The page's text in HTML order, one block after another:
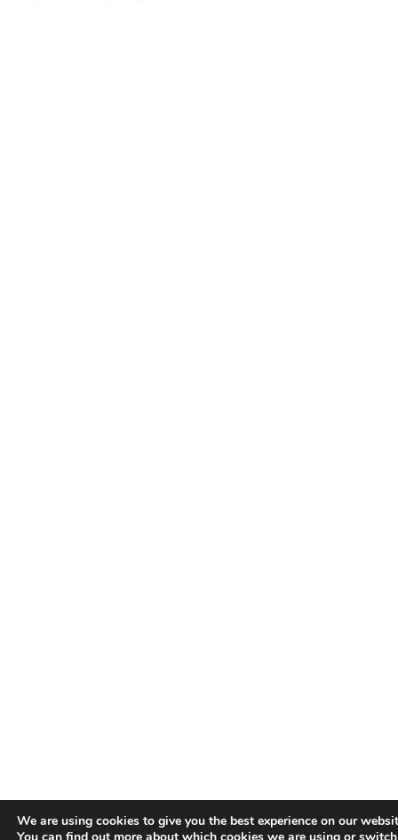
We are using cookies to give you the best experience on our